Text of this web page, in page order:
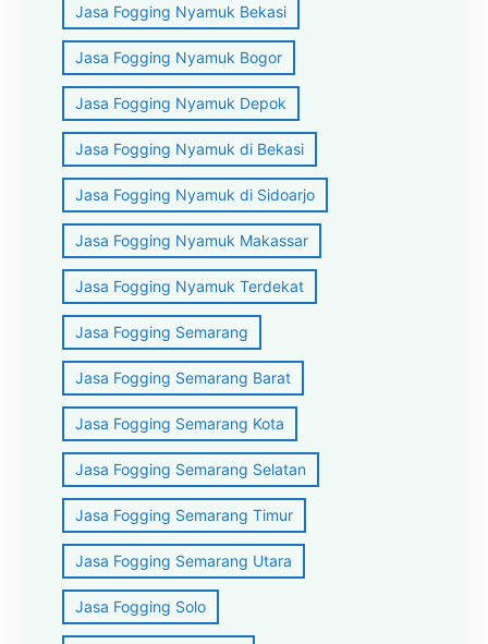
Jasa Fogging Nyamuk Bekasi
Jasa Fogging Nyamuk Bogor
Jasa Fogging Nyamuk Depok
Jasa Fogging Nyamuk di Bekasi
Jasa Fogging Nyamuk di Sidoarjo
Jasa Fogging Nyamuk Makassar
Jasa Fogging Nyamuk Terdekat
Jasa Fogging Semarang
Jasa Fogging Semarang Barat
Jasa Fogging Semarang Kota
Jasa Fogging Semarang Selatan
Jasa Fogging Semarang Timur
Jasa Fogging Semarang Utara
Jasa Fogging Solo